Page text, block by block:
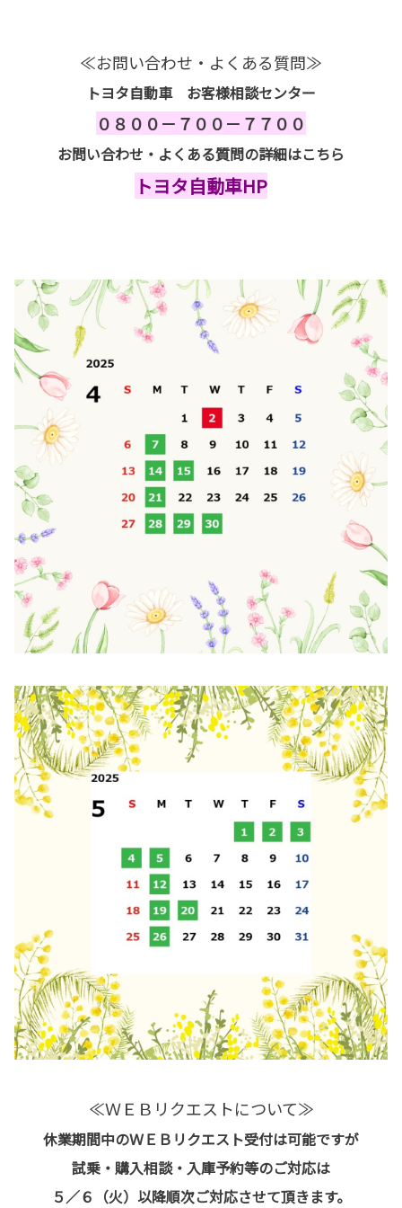
≪お問い合わせ・よくある質問≫
トヨタ自動車 お客様相談センター
０８００－７００－７７００
お問い合わせ・よくある質問の詳細はこちら
トヨタ自動車HP
≪ＷＥＢリクエストについて≫
休業期間中のＷＥＢリクエスト受付は可能ですが
試乗・購入相談・入庫予約等のご対応は
５／６（火）以降順次ご対応させて頂きます。